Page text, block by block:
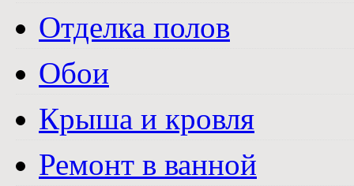
Отделка полов
Обои
Крыша и кровля
Ремонт в ванной